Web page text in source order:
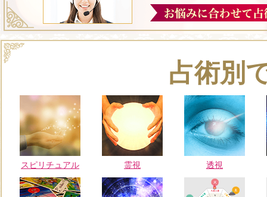
占術別
スピリチュアル 霊視 透視